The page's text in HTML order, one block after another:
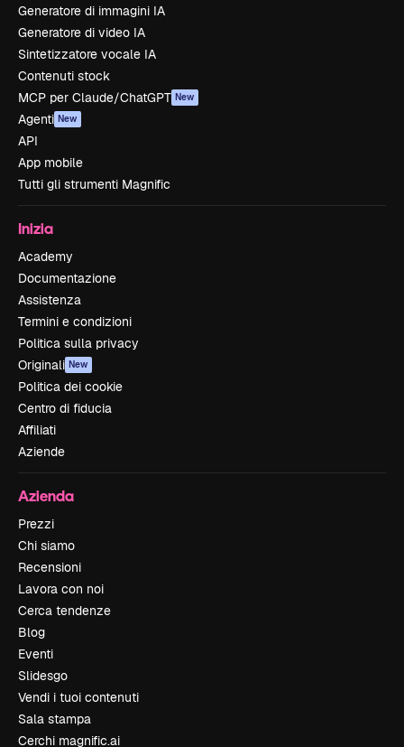
Generatore di immagini IA
Generatore di video IA
Sintetizzatore vocale IA
Contenuti stock
MCP per Claude/ChatGPT New
Agenti New
API
App mobile
Tutti gli strumenti Magnific
Inizia
Academy
Documentazione
Assistenza
Termini e condizioni
Politica sulla privacy
Originali New
Politica dei cookie
Centro di fiducia
Affiliati
Aziende
Azienda
Prezzi
Chi siamo
Recensioni
Lavora con noi
Cerca tendenze
Blog
Eventi
Slidesgo
Vendi i tuoi contenuti
Sala stampa
Cerchi magnific.ai